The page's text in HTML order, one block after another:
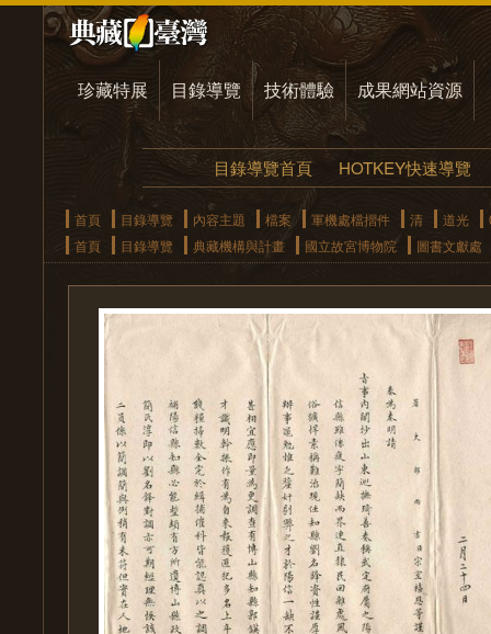
珍藏特展 目錄導覽 技術體驗 成果網站資源
目錄導覽首頁 HOTKEY快速導覽
首頁 目錄導覽 內容主題 檔案 軍機處檔摺件 清 道光
首頁
目錄導覽 典藏機構與計畫 國立故宮博物院 圖書文獻處